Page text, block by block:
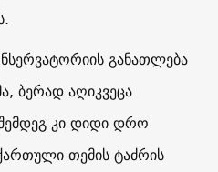
განათლება
ბერად აღიკვეცა
კი დიდი დრო
თემის ტაძრის